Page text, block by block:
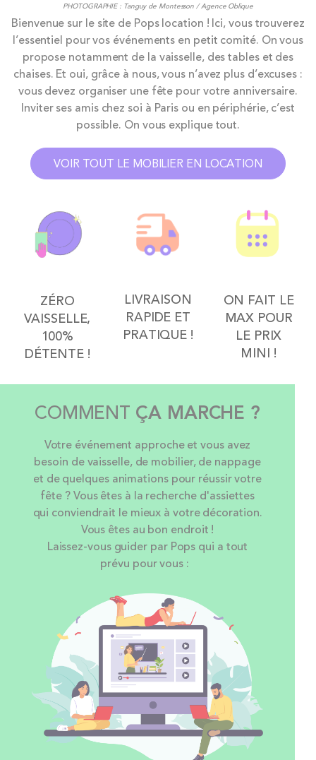
PHOTOGRAPHIE : Tanguy de Montesson / Agence Oblique
Bienvenue sur le site de Pops location ! Ici, vous trouverez
l’essentiel pour vos événements en petit comité. On vous
propose notamment de la vaisselle, des tables et des
chaises. Et oui, grâce à nous, vous n’avez plus d’excuses :
vous devez organiser une fête pour votre anniversaire.
Inviter ses amis chez soi à Paris ou en périphérie, c’est
possible. On vous explique tout.
VOIR TOUT LE MOBILIER EN LOCATION
ZÉRO
VAISSELLE,
100%
DÉTENTE !
LIVRAISON
RAPIDE ET
PRATIQUE !
ON FAIT LE
MAX POUR
LE PRIX
MINI !
COMMENT ÇA MARCHE ?
Votre événement approche et vous avez
besoin de vaisselle, de mobilier, de nappage
et de quelques animations pour réussir votre
fête ? Vous êtes à la recherche d'assiettes
qui conviendrait le mieux à votre décoration.
Vous êtes au bon endroit !
Laissez-vous guider par Pops qui a tout
prévu pour vous :